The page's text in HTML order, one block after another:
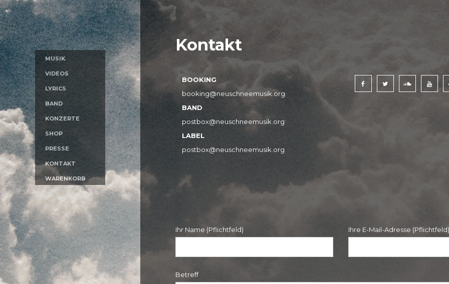
MUSIK
VIDEOS
LYRICS
BAND
KONZERTE
SHOP
PRESSE
KONTAKT
WARENKORB
Kontakt
BOOKING
booking@neuschneemusik.org
BAND
postbox@neuschneemusik.org
LABEL
postbox@neuschneemusik.org
Ihr Name (Pflichtfeld) Ihre E-Mail-Adresse (Pflichtfeld)
Betreff